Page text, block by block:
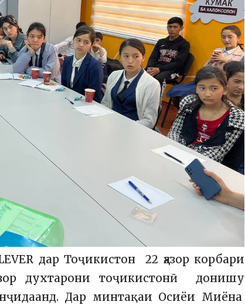
дар Тоҷикистон 22 ҳазор корбари
духтарони тоҷикистонӣ донишу
Дар минтақаи Осиёи Миёна